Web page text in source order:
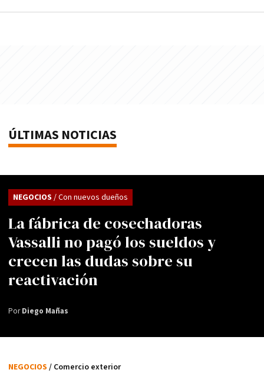
ÚLTIMAS NOTICIAS
La fábrica de cosechadoras
Vassalli no pagó los sueldos y
crecen las dudas sobre su
reactivación
NEGOCIOS / Con nuevos dueños
PorDiego Mañas
NEGOCIOS / Comercio exterior